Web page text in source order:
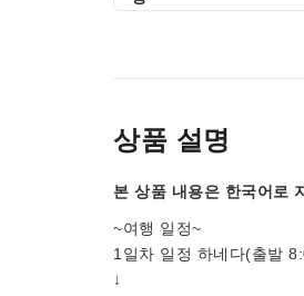
상품 설명
본 상품 내용은 한국어로
~여행 일정~
1일차 일정 하네다(출발
↓